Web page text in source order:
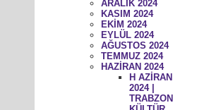
ARALIK 2024
KASIM 2024
EKİM 2024
EYLÜL 2024
AĞUSTOS 2024
TEMMUZ 2024
HAZİRAN 2024
H AZİRAN
2024 |
TRABZON